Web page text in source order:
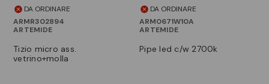
DA ORDINARE
ARMR302894
ARTEMIDE
tizio micro ass.
vetrino+molla
DA ORDINARE
ARM0671W10A
ARTEMIDE
pipe led c/w 2700k